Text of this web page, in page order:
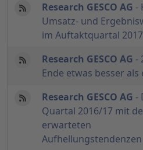
Research GESCO AG -
Umsatz- und
im Auftaktquartal
Research GESCO AG -
Ende etwas besser
Research GESCO AG -
Quartal 2016/17 mit
erwarteten
Aufhellungstendenzen